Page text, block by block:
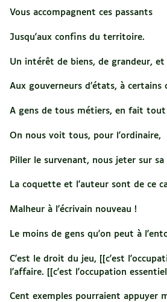
Vous accompagnent ces passants
Jusqu'aux confins du territoire.
Un intérêt de biens, de grandeur,
Aux gouverneurs d’états, à certains
A gens de tous métiers, en fait
On nous voit tous, pour l'ordinaire,
Piller le survenant, nous jeter sur sa
La coquette et l'auteur sont de ce
Malheur à l'écrivain nouveau !
Le moins de gens qu'on peut à
C'est le droit du jeu, [[c'est
l'affaire. [[c'est l'occupation
Cent exemples pourraient appuyer